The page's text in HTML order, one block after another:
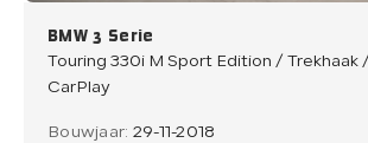
BMW 3 Serie
Touring 330i M Sport Edition / Trekhaak
CarPlay
Bouwjaar: 29-11-2018